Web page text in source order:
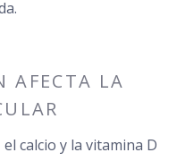
AFECTA LA
calcio y la vitamina D